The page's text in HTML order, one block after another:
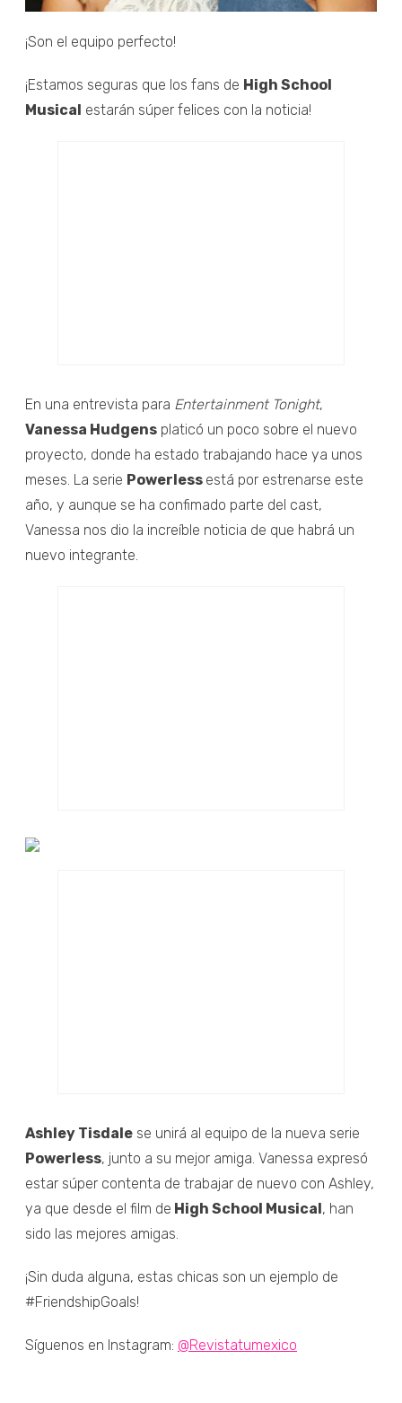
¡Son el equipo perfecto!
¡Estamos seguras que los fans de High School
Musical estarán súper felices con la noticia!
En una entrevista para Entertainment Tonight,
Vanessa Hudgens platicó un poco sobre el nuevo
proyecto, donde ha estado trabajando hace ya unos
meses. La serie Powerless está por estrenarse este
año, y aunque se ha confimado parte del cast,
Vanessa nos dio la increíble noticia de que habrá un
nuevo integrante.
Ashley Tisdale se unirá al equipo de la nueva serie
Powerless, junto a su mejor amiga. Vanessa expresó
estar súper contenta de trabajar de nuevo con Ashley,
ya que desde el film de High School Musical, han
sido las mejores amigas.
¡Sin duda alguna, estas chicas son un ejemplo de
#FriendshipGoals!
Síguenos en Instagram: @Revistatumexico